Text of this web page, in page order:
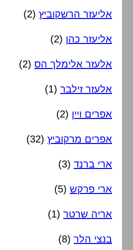
אליעזר הרשקוביץ (2)
אליעזר כהן (2)
אלעזר אלימלך הס (2)
אלעזר זילבר (1)
אפרים ויין (2)
אפרים מרקוביץ (32)
ארי ברנד (3)
ארי פרקש (5)
אריה שרטר (1)
בנצי הלר (8)